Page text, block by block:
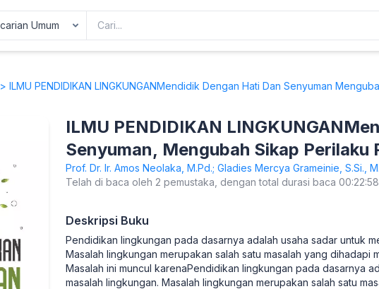
> ILMU PENDIDIKAN LINGKUNGANMendidik Dengan Hati Dan Senyuman
ILMU PENDIDIKAN
Senyuman, Mengubah Sikap Perilaku
Lingkungan
Prof. Dr. Ir. Amos Neolaka, M.Pd.; Gladies Mercya Grameinie, S.Si.,
Telah di baca oleh 2 pemustaka, dengan total durasi baca 00:22:58
Deskripsi Buku
Pendidikan lingkungan pada dasarnya adalah usaha sadar untuk
Masalah lingkungan merupakan salah satu masalah yang dihadapi
Masalah ini muncul karenaPendidikan lingkungan pada dasarnya
masalah lingkungan. Masalah lingkungan merupakan salah satu